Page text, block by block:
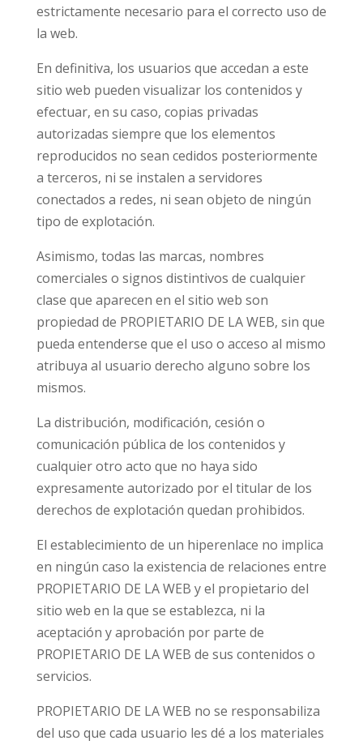
estrictamente necesario para el correcto uso de
la web.
En definitiva, los usuarios que accedan a este
sitio web pueden visualizar los contenidos y
efectuar, en su caso, copias privadas
autorizadas siempre que los elementos
reproducidos no sean cedidos posteriormente
a terceros, ni se instalen a servidores
conectados a redes, ni sean objeto de ningún
tipo de explotación.
Asimismo, todas las marcas, nombres
comerciales o signos distintivos de cualquier
clase que aparecen en el sitio web son
propiedad de PROPIETARIO DE LA WEB, sin que
pueda entenderse que el uso o acceso al mismo
atribuya al usuario derecho alguno sobre los
mismos.
La distribución, modificación, cesión o
comunicación pública de los contenidos y
cualquier otro acto que no haya sido
expresamente autorizado por el titular de los
derechos de explotación quedan prohibidos.
El establecimiento de un hiperenlace no implica
en ningún caso la existencia de relaciones entre
PROPIETARIO DE LA WEB y el propietario del
sitio web en la que se establezca, ni la
aceptación y aprobación por parte de
PROPIETARIO DE LA WEB de sus contenidos o
servicios.
PROPIETARIO DE LA WEB no se responsabiliza
del uso que cada usuario les dé a los materiales